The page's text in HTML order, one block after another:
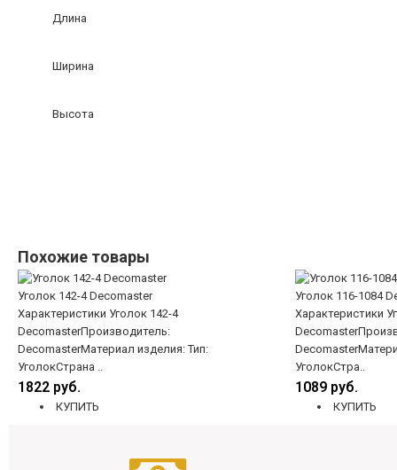
Длина
Ширина
Высота
Похожие товары
Уголок 142-4 Decomaster
Характеристики Уголок 142-4
DecomasterПроизводитель:
DecomasterМатериал изделия: Тип:
УголокСтрана ..
1822 руб.
КУПИТЬ
Уголок 116-1084
Характеристики
УголокСтра..
1089 руб.
КУПИТЬ